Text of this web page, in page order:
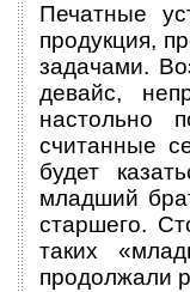
Печатные
продукция,
задачами.
девайс,
настольно
считанные
будет
младший
старшего.
таких
продолжали